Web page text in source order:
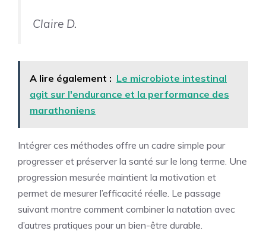
Claire D.
A lire également : Le microbiote intestinal
agit sur l'endurance et la performance des
marathoniens
Intégrer ces méthodes offre un cadre simple pour
progresser et préserver la santé sur le long terme. Une
progression mesurée maintient la motivation et
permet de mesurer l’efficacité réelle. Le passage
suivant montre comment combiner la natation avec
d’autres pratiques pour un bien-être durable.